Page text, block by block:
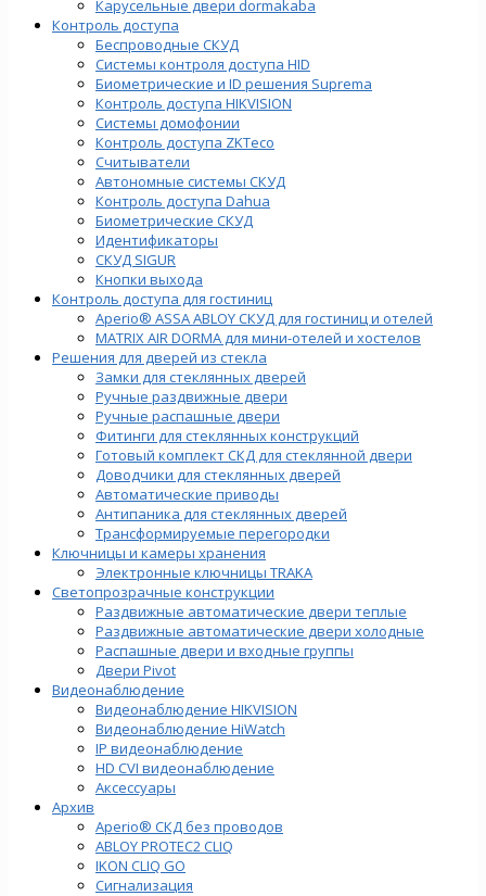
Карусельные двери dormakaba
Контроль доступа
Беспроводные СКУД
Системы контроля доступа HID
Биометрические и ID решения Suprema
Контроль доступа HIKVISION
Системы домофонии
Контроль доступа ZKTeco
Считыватели
Автономные системы СКУД
Контроль доступа Dahua
Биометрические СКУД
Идентификаторы
СКУД SIGUR
Кнопки выхода
Контроль доступа для гостиниц
Aperio® ASSA ABLOY СКУД для гостиниц и отелей
MATRIX AIR DORMA для мини-отелей и хостелов
Решения для дверей из стекла
Замки для стеклянных дверей
Ручные раздвижные двери
Ручные распашные двери
Фитинги для стеклянных конструкций
Готовый комплект СКД для стеклянной двери
Доводчики для стеклянных дверей
Автоматические приводы
Антипаника для стеклянных дверей
Трансформируемые перегородки
Ключницы и камеры хранения
Электронные ключницы TRAKA
Светопрозрачные конструкции
Раздвижные автоматические двери теплые
Раздвижные автоматические двери холодные
Распашные двери и входные группы
Двери Pivot
Видеонаблюдение
Видеонаблюдение HIKVISION
Видеонаблюдение HiWatch
IP видеонаблюдение
HD CVI видеонаблюдение
Аксессуары
Архив
Aperio® СКД без проводов
ABLOY PROTEC2 CLIQ
IKON CLIQ GO
Сигнализация